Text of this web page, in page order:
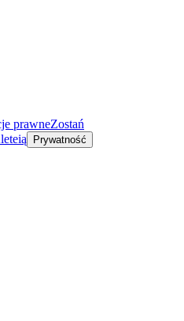
prawneZostań
Prywatność